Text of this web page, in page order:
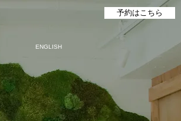
ENGLISH
予約はこちら